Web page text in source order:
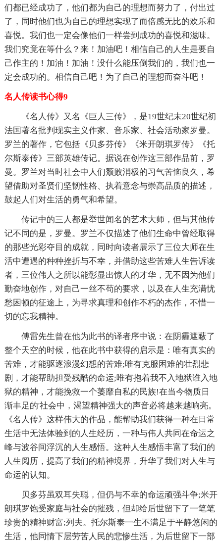
们都已经成功了，他们都为自己的理想而努力了，付出过
了，同时他们也为自己的理想实现了而倍感无比的欢乐和
喜悦。我们也一定会像他们一样尝到成功的喜悦和滋味。
我们究竟在等什么？来！加油吧！相信自己的人生是要自
己作主的！加油！加油！没什么能压倒我们的，我们也一
定会成功的。相信自己吧！为了自己的理想而奋斗吧！
名人传读书心得9
《名人传》又名《巨人三传》，是19世纪末20世纪初
法国著名批判现实主义作家、音乐家、社会活动家罗曼。
罗兰的著作，它包括《贝多芬传》《米开朗琪罗传》《托
尔斯泰传》三部英雄传记。据说在创作这三部作品前，罗
曼。罗兰对当时社会中人们颓败消极的习气苦恼良久，希
望借助对圣贤们坚韧性格、执着意念与崇高品质的描述，
鼓起人们对生活的勇气和希望。
传记中的三人都是举世闻名的艺术大师，但与其他传
记不同的是，罗曼。罗兰不仅描述了他们生命中曾经取得
的那些光彩夺目的成就，同时向读者展示了三位大师在生
活中遭遇的种种挫折与不幸，并借助这些苦难人生告诉读
者，三位伟人之所以能彰显出惊人的才华，无不因为他们
勤奋地创作，对自己一丝不苟的要求，以及在人生充满忧
愁困顿的征途上，为寻求真理和创作不朽的杰作，不惜一
切的忘我精神。
傅雷先生曾在他为此书的译者序中说：在阴霾遮蔽了
整个天空的时候，他在此书中获得的启示是：唯有真实的
苦难，才能驱逐浪漫幻想的苦难;唯有克服困难的壮烈悲
剧，才能帮助担受残酷的命运;唯有抱着我不入地狱谁入地
狱的精神，才能挽救一个萎靡自私的民族!在当今物质日
渐丰足的'社会中，渴望精神强大的声音必将越来越响亮。
《名人传》这样伟大的作品，能帮助我们获得一种在日常
生活中无法体验到的人生经历，一种与伟人共同在命运之
峰与波谷间浮沉的人生感悟。这种人生感悟丰富了我们的
人生阅历，提高了我们的精神境界，升华了我们对人生与
命运的认知。
贝多芬虽双耳失聪，但仍与不幸的命运顽强斗争;米开
朗琪罗饱受家庭与社会的摧残，但却给后世留下了一笔笔
珍贵的精神财富;列夫。托尔斯泰一生不满足于平静悠闲的
生活，他同情下层劳苦人民的悲惨生活，为后世留下一部